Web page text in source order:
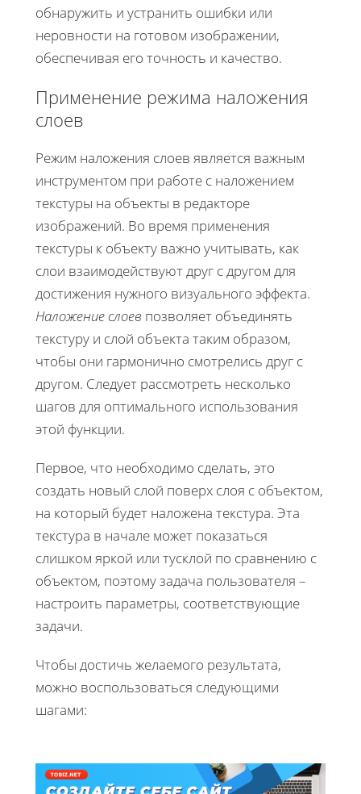
обнаружить и устранить ошибки или
неровности на готовом изображении,
обеспечивая его точность и качество.
Применение режима наложения
слоев
Режим наложения слоев является важным
инструментом при работе с наложением
текстуры на объекты в редакторе
изображений. Во время применения
текстуры к объекту важно учитывать, как
слои взаимодействуют друг с другом для
достижения нужного визуального эффекта.
Наложение слоев позволяет объединять
текстуру и слой объекта таким образом,
чтобы они гармонично смотрелись друг с
другом. Следует рассмотреть несколько
шагов для оптимального использования
этой функции.
Первое, что необходимо сделать, это
создать новый слой поверх слоя с объектом,
на который будет наложена текстура. Эта
текстура в начале может показаться
слишком яркой или тусклой по сравнению с
объектом, поэтому задача пользователя –
настроить параметры, соответствующие
задачи.
Чтобы достичь желаемого результата,
можно воспользоваться следующими
шагами: